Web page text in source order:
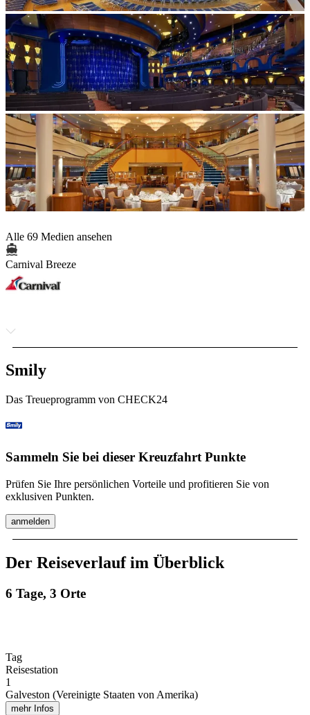
Alle 69 Medien ansehen
Carnival Breeze
Smily
Das Treueprogramm von CHECK24
Sammeln Sie bei dieser Kreuzfahrt Punkte
Prüfen Sie Ihre persönlichen Vorteile und profitieren Sie von
exklusiven Punkten.
anmelden
Der Reiseverlauf im Überblick
6 Tage, 3 Orte
Tag
Reisestation
1
Galveston (Vereinigte Staaten von Amerika)
mehr Infos